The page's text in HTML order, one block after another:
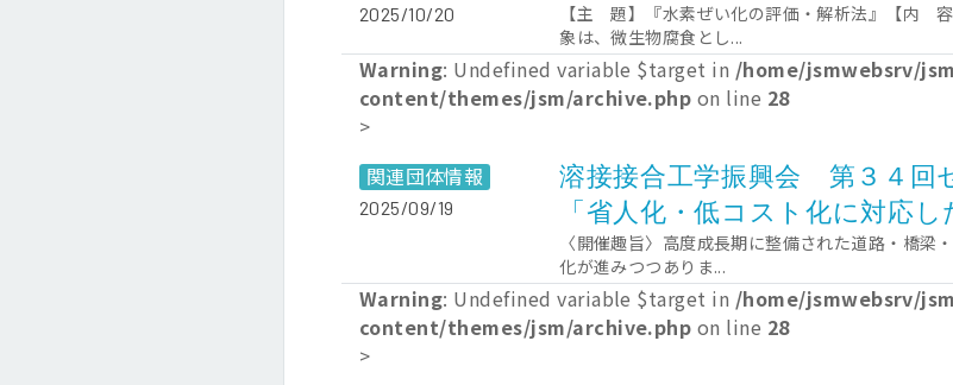
2025/10/20
【主 題】『水素ぜい化の評価・解析法』【内
象は、微生物腐食とし...
Warning: Undefined variable $target in /home/jsmwebsrv/
content/themes/jsm/archive.php on line 28
>
関連団体情報
2025/09/19
溶接接合工学振興会 第３４回
「省人化・低コスト化に対応
〈開催趣旨〉高度成長期に整備された道路・橋
化が進みつつありま...
Warning: Undefined variable $target in /home/jsmwebsrv/
content/themes/jsm/archive.php on line 28
>